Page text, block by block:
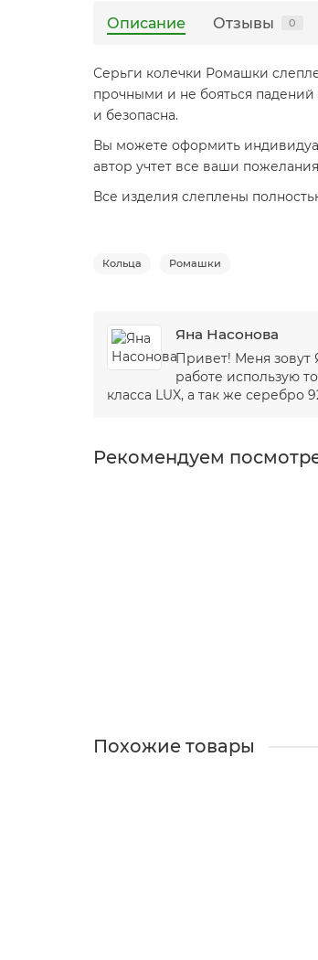
Описание Отзывы 0
Серьги колечки Ромашки
прочными и не бояться падений
и безопасна.
Вы можете оформить
автор учтет все ваши
Все изделия слеплены
Кольца Ромашки
Яна Насонова
Привет! Меня зовут
работе использую
класса LUX, а так же серебро
Рекомендуем
Похожие товары